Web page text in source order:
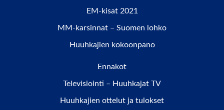
EM-kisat 2021
MM-karsinnat – Suomen lohko
Huuhkajien kokoonpano
Ennakot
Televisiointi – Huuhkajat TV
Huuhkajien ottelut ja tulokset